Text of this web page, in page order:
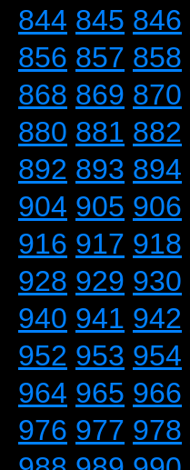
844 845 846
856 857 858
868 869 870
880 881 882
892 893 894
904 905 906
916 917 918
928 929 930
940 941 942
952 953 954
964 965 966
976 977 978